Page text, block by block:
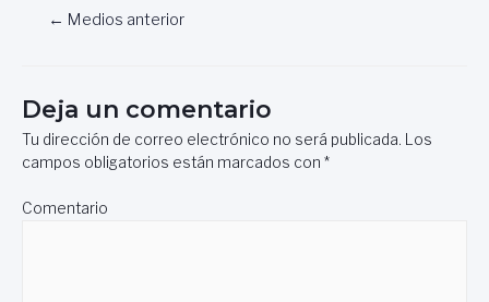
Navegación
← Medios anterior
Deja un comentario
Tu dirección de correo electrónico no será publicada. Los
campos obligatorios están marcados con *
Comentario